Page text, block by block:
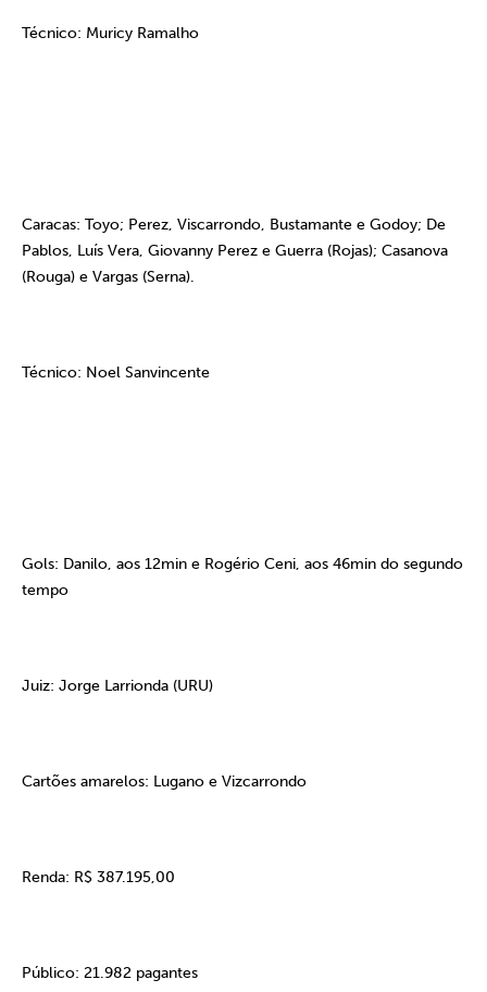
Técnico: Muricy Ramalho
Caracas: Toyo; Perez, Viscarrondo, Bustamante e Godoy; De
Pablos, Luís Vera, Giovanny Perez e Guerra (Rojas); Casanova
(Rouga) e Vargas (Serna).
Técnico: Noel Sanvincente
Gols: Danilo, aos 12min e Rogério Ceni, aos 46min do segundo
tempo
Juiz: Jorge Larrionda (URU)
Cartões amarelos: Lugano e Vizcarrondo
Renda: R$ 387.195,00
Público: 21.982 pagantes